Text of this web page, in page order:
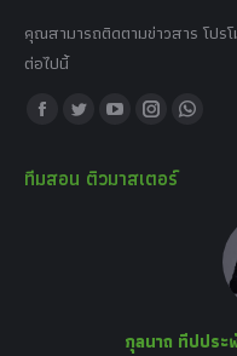
คุณสามารถติดตามข่าวสาร โปร
ต่อไปนี้
Find us on:
Facebook
opens
Twitter
opens
YouTube
opens
Instagram
opens
ทีมสอน ติวมาสเตอร์
กุลนาถ ทีปปร